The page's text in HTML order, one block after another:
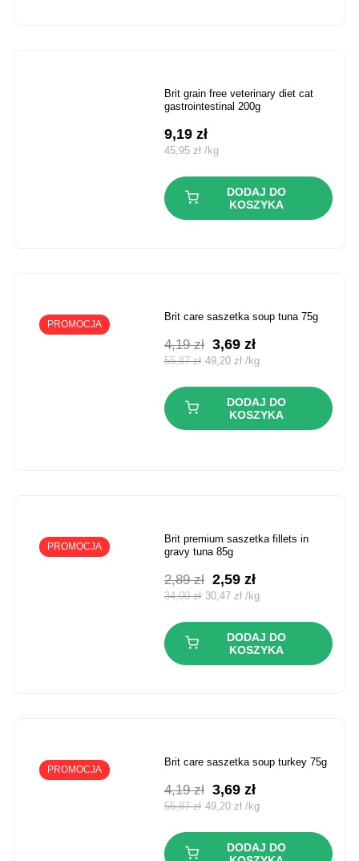
brit grain free veterinary diet cat
gastrointestinal 200g
9,19zł
45,95zł /kg
DODAJ DO
KOSZYKA
PROMOCJA
brit care saszetka soup tuna 75g
4,19zł Pierwotna
cena
4,19 zł.
3,69złAktualna
cena
3,69 zł.
55,87zł 49,20zł /kg
DODAJ DO
KOSZYKA
PROMOCJA
brit premium saszetka fillets in
gravy tuna 85g
2,89zł Pierwotna
cena
2,89 zł.
2,59złAktualna
cena
2,59 zł.
34,00zł 30,47zł /kg
DODAJ DO
KOSZYKA
PROMOCJA
brit care saszetka soup turkey 75g
4,19zł Pierwotna
cena
4,19 zł.
3,69złAktualna
cena
3,69 zł.
55,87zł 49,20zł /kg
DODAJ DO